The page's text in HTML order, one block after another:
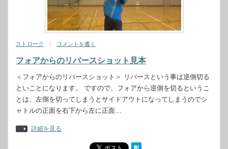
ストローク コメントを書く
フォアからのリバースショット見本
＜フォアからのリバースショット＞ リバースという事は逆側切る
といことになります。 ですので、フォアから逆側を切るというこ
とは、左側を切ってしまうとサイドアウトになってしまうのでシ
ャトルの正面を右下から左に正面…
詳細を見る